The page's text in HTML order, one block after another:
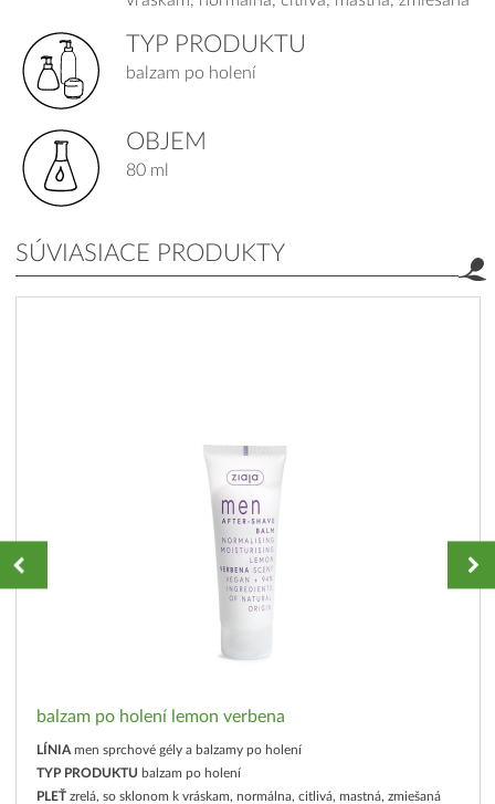
TYP PRODUKTU
balzam po holení
OBJEM
80 ml
SÚVIASIACE PRODUKTY
balzam po holení lemon verbena
LÍNIA men sprchové gély a balzamy po holení
TYP PRODUKTU balzam po holení
PLEŤ zrelá, so sklonom k vráskam, normálna, citlivá, mastná, zmiešaná